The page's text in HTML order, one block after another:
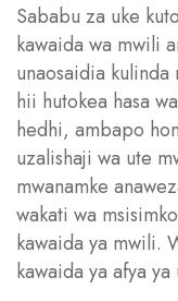
Sababu za uke
kawaida wa mwili
unaosaidia kulinda
hii hutokea hasa
hedhi, ambapo
uzalishaji wa ute
mwanamke
wakati wa
kawaida ya mwili.
kawaida ya afya